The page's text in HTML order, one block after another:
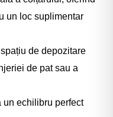
un loc suplimentar
de depozitare
de pat sau a
un echilibru perfect